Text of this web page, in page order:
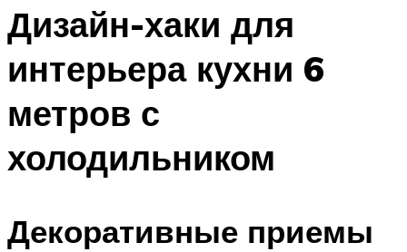
Дизайн-хаки для
интерьера кухни 6
метров с
холодильником
Декоративные приемы